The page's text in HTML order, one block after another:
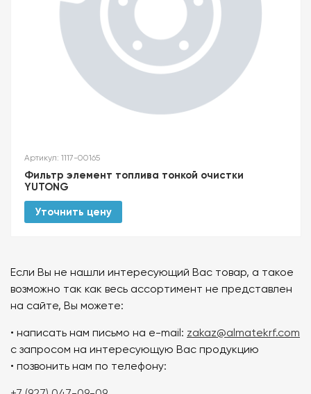
Артикул: 1117-00165
Фильтр элемент топлива тонкой очистки
YUTONG
Уточнить цену
Если Вы не нашли интересующий Вас товар, а такое
возможно так как весь ассортимент не представлен
на сайте, Вы можете:
• написать нам письмо на e-mail: zakaz@almatekrf.com
с запросом на интересующую Вас продукцию
• позвонить нам по телефону: